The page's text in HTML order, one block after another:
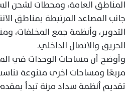
المناطق العامة، ومحطات لشحن
جانب المصاعد المرتبطة بمناطق
التدوير، وأنظمة جمع المخلفات،
الحريق والاتصال الداخلي.
مربعًا ومساحات اخرى متنوعة